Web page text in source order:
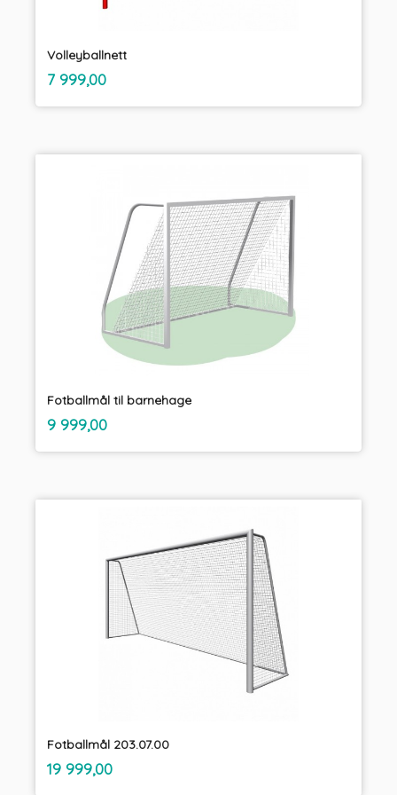
Volleyballnett
Pris
7 999,00mva.
Fotballmål til barnehage
Pris
9 999,00mva.
Fotballmål 203.07.00
Pris
19 999,00mva.